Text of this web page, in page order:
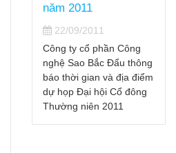
năm 2011
22/09/2011
Công ty cổ phần Công
nghệ Sao Bắc Đẩu thông
báo thời gian và địa điểm
dự họp Đại hội Cổ đông
Thường niên 2011